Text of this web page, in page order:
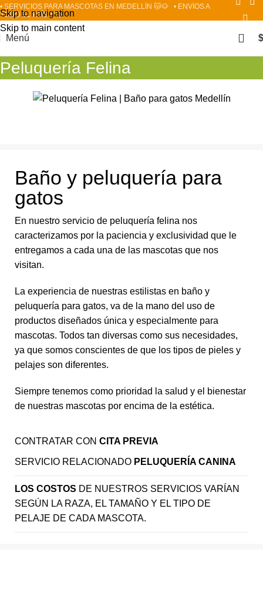
Skip to navigation
Skip to main content
• SERVICIOS PARA MASCOTAS EN MEDELLÍN 🐱🐶
• ENVÍOS A
TODO EL PAÍS 📦✈️
Menú $
Peluquería Felina
Baño y peluquería para
gatos
En nuestro servicio de peluquería felina nos
caracterizamos por la paciencia y exclusividad que le
entregamos a cada una de las mascotas que nos
visitan.
La experiencia de nuestras estilistas en baño y
peluquería para gatos, va de la mano del uso de
productos diseñados única y especialmente para
mascotas. Todos tan diversas como sus necesidades,
ya que somos conscientes de que los tipos de pieles y
pelajes son diferentes.
Siempre tenemos como prioridad la salud y el bienestar
de nuestras mascotas por encima de la estética.
CONTRATAR CON CITA PREVIA
SERVICIO RELACIONADO PELUQUERÍA CANINA
LOS COSTOS DE NUESTROS SERVICIOS VARÍAN
SEGÚN LA RAZA, EL TAMAÑO Y EL TIPO DE
PELAJE DE CADA MASCOTA.